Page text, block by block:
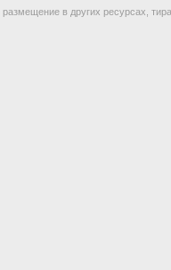
размещение в других ресурсах,